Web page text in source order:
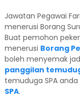
Jawatan Pegawai
menerusi Borang
Buat pemohon
menerusi Borang
boleh menyemak
panggilan
temuduga SPA anda
SPA.